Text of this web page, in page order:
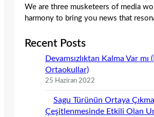
We are three musketeers of media
harmony to bring you news that
Recent Posts
Devamsızlıktan Kalma Var mı
Ortaokullar)
25 Haziran 2022
Sagu Türünün Ortaya
Çeşitlenmesinde Etkili Olan